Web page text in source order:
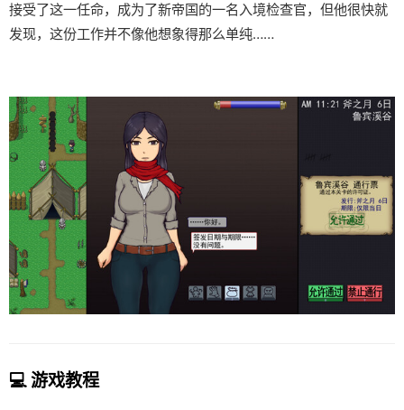
接受了这一任命，成为了新帝国的一名入境检查官，但他很快就
发现，这份工作并不像他想象得那么单纯……
💻 游戏教程